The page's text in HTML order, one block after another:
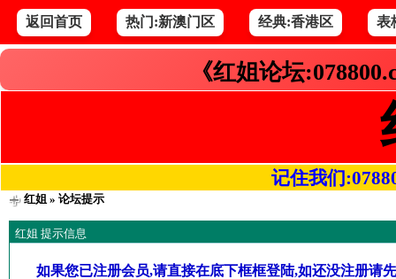
返回首页 热门:新澳门区 经典:香港区 表
《红姐论坛
记住我们
红姐» 论坛提示
红姐 提示信息
如果您已注册会员,请直接在底下框框登陆,如还没注册请